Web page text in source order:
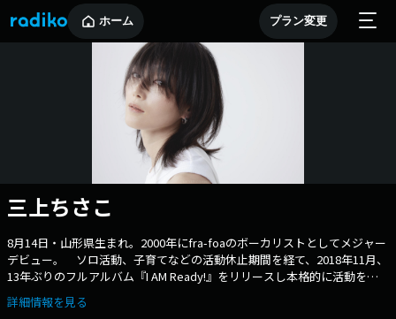
ホーム プラン変更
三上ちさこ
8月14日・山形県生まれ。2000年にfra-foaのボーカリストとしてメジャー
デビュー。 ソロ活動、子育てなどの活動休止期間を経て、2018年11月、
13年ぶりのフルアルバム『I AM Ready!』をリリースし本格的に活動を再
開。2019年は「LIGHT&SHADOW」という光と影の世界観をコンセプトに
掲げ、「re:life/ユートピア」、「ヌード/sNow letteR」の2枚のシングル
詳細情報を見る